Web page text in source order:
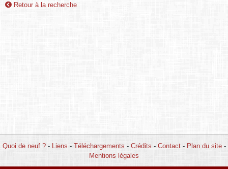
Retour à la recherche
Quoi de neuf ?- Liens - Téléchargements - Crédits - Contact- Plan du site-
Mentions légales